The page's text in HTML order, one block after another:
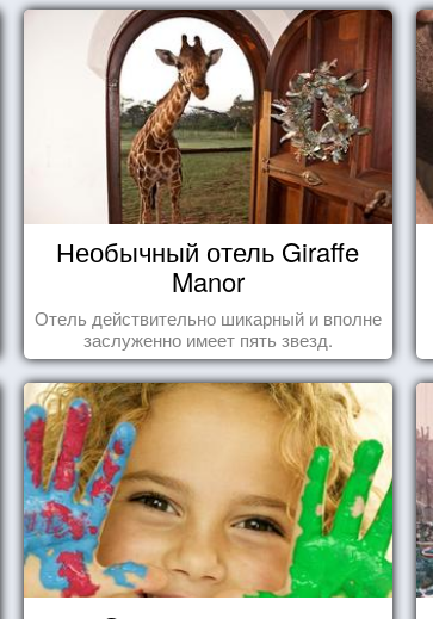
Необычный отель Giraffe
Manor
Отель действительно шикарный и вполне
заслуженно имеет пять звезд.